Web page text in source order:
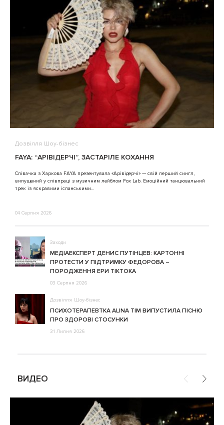
Дозвілля Шоу-бізнес
FAYA: “АРІВІДЕРЧІ”, ЗАСТАРІЛЕ КОХАННЯ
Співачка з Харкова FAYA презентувала «Арівідерчі» — свій перший сингл,
випущений у співпраці з музичним лейблом Fox Lab. Емоційний танцювальний
трек із яскравими іспанськими...
04 Серпня 2026
Заходи
МЕДІАЕКСПЕРТ ДЕНИС ПУТІНЦЕВ: КАРТОННІ
ПРОТЕСТИ У ПІДТРИМКУ ФЕДОРОВА –
ПОРОДЖЕННЯ ЕРИ ТІКТОКА
03 Серпня 2026
Дозвілля Шоу-бізнес
ПСИХОТЕРАПЕВТКА ALINA TIM ВИПУСТИЛА ПІСНЮ
ПРО ЗДОРОВІ СТОСУНКИ
31 Липня 2026
ВИДЕО